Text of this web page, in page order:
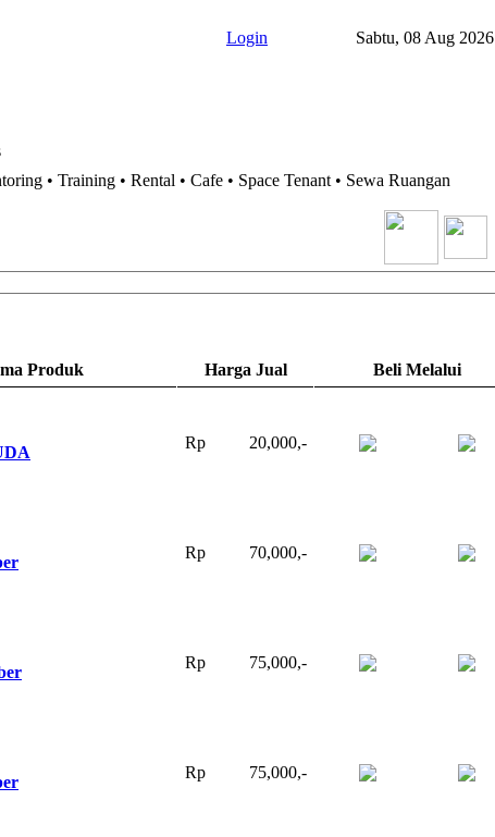
Login Sabtu, 08 Aug 2026
• Training • Rental • Cafe • Space Tenant • Sewa Ruangan
Produk Harga Jual Beli Melalui
Rp 20,000,-
Rp 70,000,-
Rp 75,000,-
Rp 75,000,-